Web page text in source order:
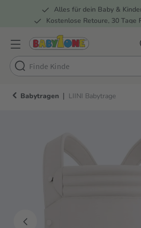
Zur Hauptnavigation springen
Alles für dein Baby &
Kostenlose Retoure, 30 Tage
Babytragen | LIINI Babytrage